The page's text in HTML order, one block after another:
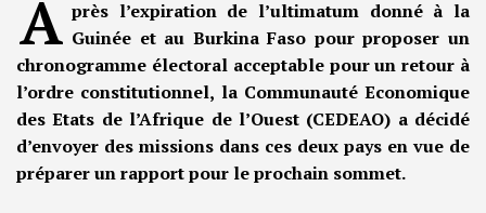
A près l’expiration de l’ultimatum donné à la
Guinée et au Burkina Faso pour proposer un
chronogramme électoral acceptable pour un retour à
l’ordre constitutionnel, la Communauté Economique
des Etats de l’Afrique de l’Ouest (CEDEAO) a décidé
d’envoyer des missions dans ces deux pays en vue de
préparer un rapport pour le prochain sommet.